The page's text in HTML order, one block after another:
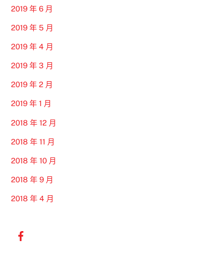
2019 年 6 月
2019 年 5 月
2019 年 4 月
2019 年 3 月
2019 年 2 月
2019 年 1 月
2018 年 12 月
2018 年 11 月
2018 年 10 月
2018 年 9 月
2018 年 4 月